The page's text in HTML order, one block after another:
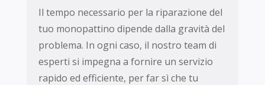
Il tempo necessario per la riparazione del
tuo monopattino dipende dalla gravità del
problema. In ogni caso, il nostro team di
esperti si impegna a fornire un servizio
rapido ed efficiente, per far sì che tu